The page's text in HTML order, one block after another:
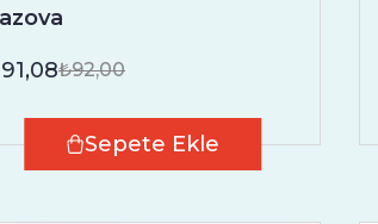
₺92,00
Sepete Ekle